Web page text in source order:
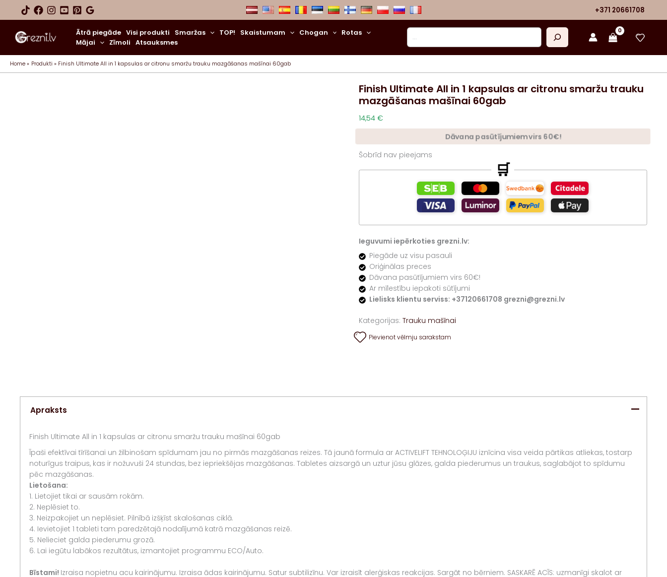
+371 20661708
Ātrā piegāde Visi produkti Smaržas TOP! Skaistumam Chogan
Rotas
Mājai
Zīmoli Atsauksmes
Meklēt
Home Produkti Finish Ultimate All in 1 kapsulas ar citronu smaržu trauku mazgāšanas mašīnai 60gab
Finish Ultimate All in 1 kapsulas ar citronu smaržu trauku
mazgāšanas mašīnai 60gab
14,54 €
Dāvana pasūtījumiem virs 60€!
Šobrīd nav pieejams
🛒
Ieguvumi iepērkoties grezni.lv:
Piegāde uz visu pasauli
Oriģinālas preces
Dāvana pasūtījumiem virs 60€!
Ar mīlestību iepakoti sūtījumi
Lielisks klientu serviss: +37120661708 grezni@grezni.lv
Kategorijas: Trauku mašīnai
Pievienot vēlmju sarakstam
Apraksts
Finish Ultimate All in 1 kapsulas ar citronu smaržu trauku mašīnai 60gab
Īpaši efektīvai tīrīšanai un žilbinošam spīdumam jau no pirmās mazgāšanas reizes. Tā jaunā formula ar ACTIVELIFT TEHNOLOĢIJU iznīcina visa veida pārtikas atliekas, tostarp
noturīgus traipus, kas ir nožuvuši 24 stundas, bez iepriekšējas mazgāšanas. Tabletes aizsargā un uztur jūsu glāzes, galda piederumus un traukus, saglabājot to spīdumu
pēc mazgāšanas.
Lietošana:
1. Lietojiet tikai ar sausām rokām.
2. Neplēsiet to.
3. Neizpakojiet un neplēsiet. Pilnībā izšķīst skalošanas ciklā.
4. Ievietojiet 1 tableti tam paredzētajā nodalījumā katrā mazgāšanas reizē.
5. Nelieciet galda piederumu grozā.
6. Lai iegūtu labākos rezultātus, izmantojiet programmu ECO/Auto.
Bīstami! Izraisa nopietnu acu kairinājumu. Izraisa ādas kairinājumu. Satur subtilizīnu. Var izraisīt alerģiskas reakcijas. Sargāt no bērniem. SASKARĒ ACĪS: uzmanīgi skalot ar